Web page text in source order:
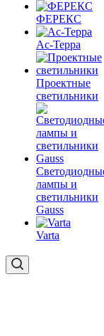
ФЕРЕКС
Ас-Терра
Проектные
светильники
лампы и
светильники
Gauss
Varta